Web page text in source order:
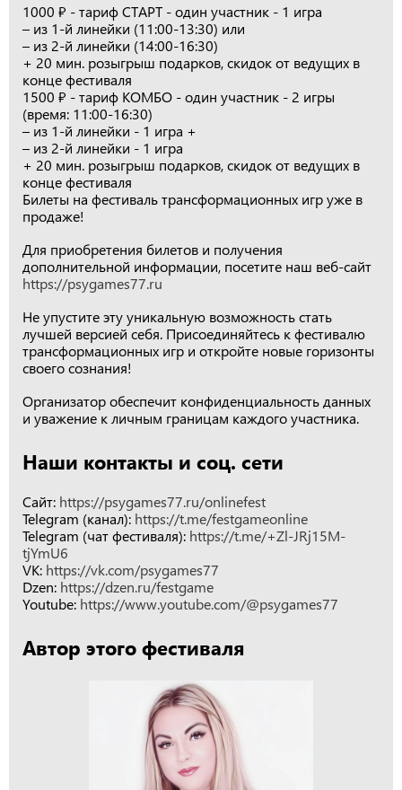
1000 ₽ - тариф СТАРТ - один участник - 1 игра
– из 1-й линейки (11:00-13:30) или
– из 2-й линейки (14:00-16:30)
+ 20 мин. розыгрыш подарков, скидок от ведущих в
конце фестиваля
1500 ₽ - тариф КОМБО - один участник - 2 игры
(время: 11:00-16:30)
– из 1-й линейки - 1 игра +
– из 2-й линейки - 1 игра
+ 20 мин. розыгрыш подарков, скидок от ведущих в
конце фестиваля
Билеты на фестиваль трансформационных игр уже в
продаже!
Для приобретения билетов и получения
дополнительной информации, посетите наш веб-сайт
https://psygames77.ru
Не упустите эту уникальную возможность стать
лучшей версией себя. Присоединяйтесь к фестивалю
трансформационных игр и откройте новые горизонты
своего сознания!
Организатор обеспечит конфиденциальность данных
и уважение к личным границам каждого участника.
Наши контакты и соц. сети
Сайт: https://psygames77.ru/onlinefest
Telegram (канал): https://t.me/festgameonline
Telegram (чат фестиваля): https://t.me/+Zl-JRj15M-
tjYmU6
VK: https://vk.com/psygames77
Dzen: https://dzen.ru/festgame
Youtube: https://www.youtube.com/@psygames77
Автор этого фестиваля